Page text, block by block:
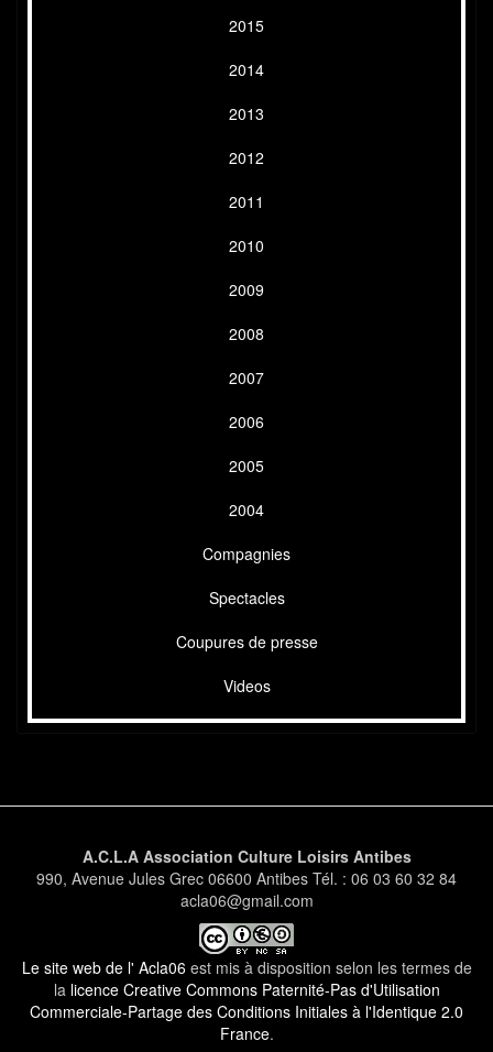
2015
2014
2013
2012
2011
2010
2009
2008
2007
2006
2005
2004
Compagnies
Spectacles
Coupures de presse
Videos
A.C.L.A Association Culture Loisirs Antibes
990, Avenue Jules Grec 06600 Antibes Tél. : 06 03 60 32 84
acla06@gmail.com
Le site web de l' Acla06est mis à disposition selon les termes de
la licence Creative Commons Paternité-Pas d'Utilisation
Commerciale-Partage des Conditions Initiales à l'Identique 2.0
France.